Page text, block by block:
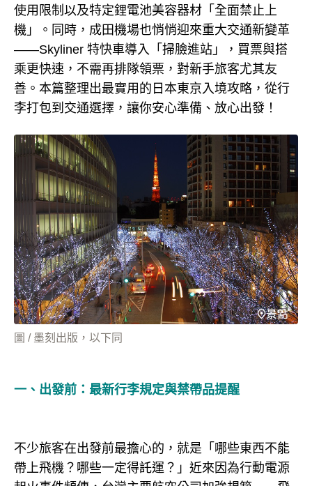
使用限制以及特定鋰電池美容器材「全面禁止上
機」。同時，成田機場也悄悄迎來重大交通新變革
——Skyliner 特快車導入「掃臉進站」，買票與搭
乘更快速，不需再排隊領票，對新手旅客尤其友
善。本篇整理出最實用的日本東京入境攻略，從行
李打包到交通選擇，讓你安心準備、放心出發！
圖 / 墨刻出版，以下同
一、出發前：最新行李規定與禁帶品提醒
不少旅客在出發前最擔心的，就是「哪些東西不能
帶上飛機？哪些一定得託運？」近來因為行動電源